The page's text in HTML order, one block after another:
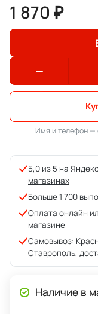
1 870 ₽
Имя и телефон —
5,0 из 5 на
магазинах
Больше 1 700
Оплата онлайн
магазине
Самовывоз:
Ставрополь,
Наличие в